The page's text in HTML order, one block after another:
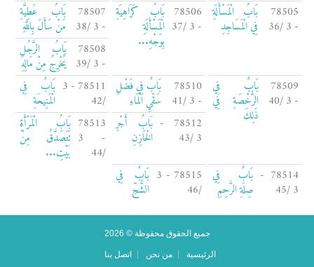
78505
- 3 /36
بَابُ الْمَسْأَلَةِ
فِي الْمَسَاجِدِ
78506
- 3 /37
بَابُ كَرَاهِيَةِ
الْمَسْأَلَةِ
بِوَجْهِ...
78507
- 3 /38
بَابُ عَطِيَّةِ
مَنْ سَأَلَ بِاللَّهِ
78508
- 3 /39
بَابُ الرَّجُلِ
يُخْرِجُ مِنْ مَالِهِ
78509
- 3 /40
بَابٌ فِي
الرُّخْصَةِ فِي
ذَلِكَ
78510
- 3 /41
بَابٌ فِي فَضْلِ
سَقْيِ الْمَاءِ
78511 - 3
/42
بَابٌ فِي
الْمَنِيحَةِ
78512 -
3 /43
بَابُ أَجْرِ
الْخَازِنِ
78513
- 3
/44
بَابُ الْمَرْأَةِ
تَتَصَدَّقُ مِنْ
بَيْتِ...
78514 -
3 /45
بَابٌ فِي
صِلَةِ الرَّحِمِ
78515 - 3
/46
بَابٌ فِي
الشُّحِّ
جميع الحقوق محفوظة © 2026
الرئيسية من نحن اتصل بنا